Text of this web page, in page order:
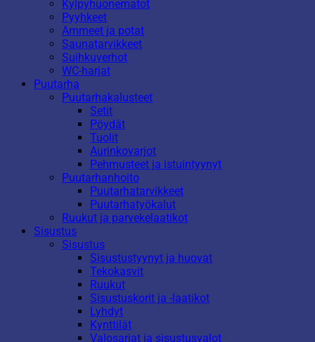
Kylpyhuonematot
Pyyhkeet
Ammeet ja potat
Saunatarvikkeet
Suihkuverhot
WC-harjat
Puutarha
Puutarhakalusteet
Setit
Pöydät
Tuolit
Aurinkovarjot
Pehmusteet ja istuintyynyt
Puutarhanhoito
Puutarhatarvikkeet
Puutarhatyökalut
Ruukut ja parvekelaatikot
Sisustus
Sisustus
Sisustustyynyt ja huovat
Tekokasvit
Ruukut
Sisustuskorit ja -laatikot
Lyhdyt
Kynttilät
Valosarjat ja sisustusvalot